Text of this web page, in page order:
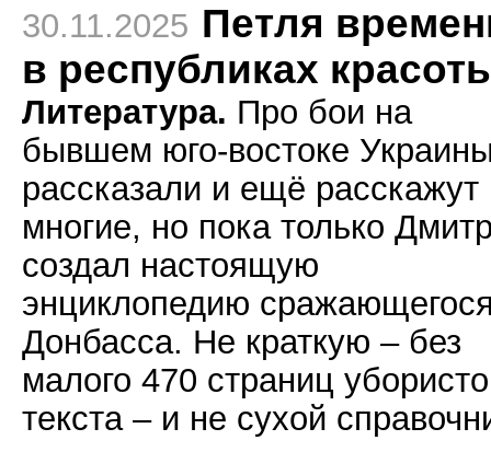
30.11.2025 Петля
в республиках
Литература. Про бои на
бывшем юго-востоке
рассказали и ещё расскажут
многие, но пока только
создал настоящую
энциклопедию
Донбасса. Не краткую – без
малого 470 страниц
текста – и не сухой